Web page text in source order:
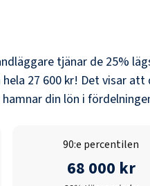
tjänar de 25%
27 600 kr! Det visar att
din lön i
90:e percentilen
68 000 kr